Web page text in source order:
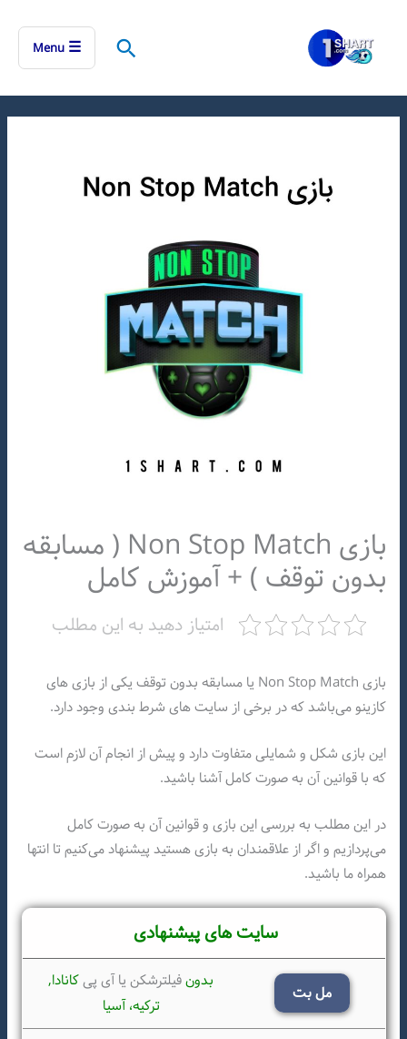
جستجو☰
Menu
بازی Non Stop Match ( مسابقه
بدون توقف ) + آموزش کامل
امتیاز دهید به این مطلب
بازی Non Stop Match یا مسابقه بدون توقف یکی از بازی های
کازینو می‌باشد که در برخی از سایت های شرط بندی وجود دارد.
این بازی شکل و شمایلی متفاوت دارد و پیش از انجام آن لازم است
که با قوانین آن به صورت کامل آشنا باشید.
در این مطلب به بررسی این بازی و قوانین آن به صورت کامل
می‌پردازیم و اگر از علاقمندان به بازی هستید پیشنهاد می‌کنیم تا انتها
همراه ما باشید.
سایت های پیشنهادی
مل بت
بدونفیلترشکن یا آی پیکانادا,
ترکیه، آسیا